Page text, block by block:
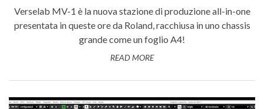
Verselab MV-1 è la nuova stazione di produzione all-in-one
presentata in queste ore da Roland, racchiusa in uno chassis
grande come un foglio A4!
READ MORE